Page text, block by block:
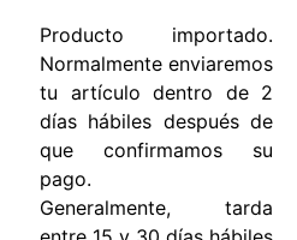
Producto importado.
Normalmente enviaremos
tu artículo dentro de 2
días hábiles después de
que confirmamos su
pago.
Generalmente, tarda